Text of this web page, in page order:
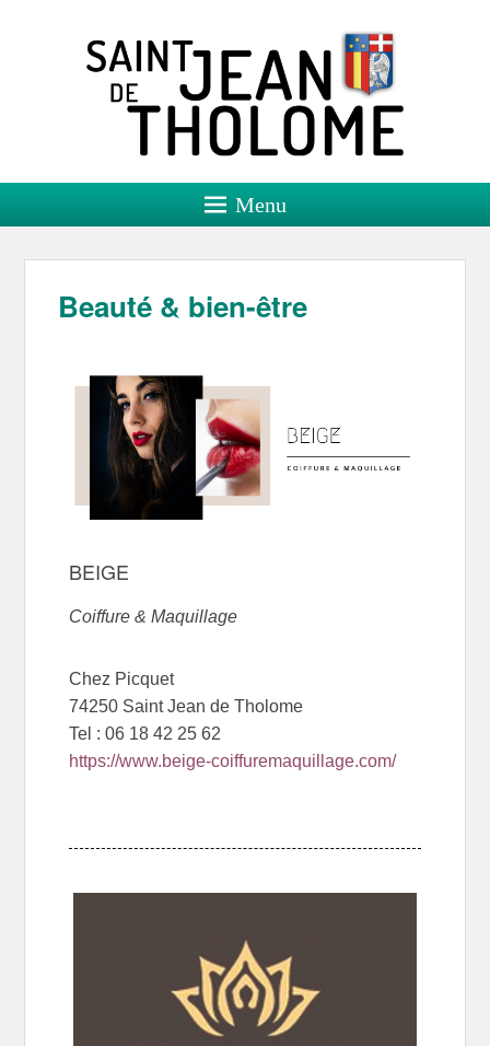
Saint Jean de Tholome
Site officiel
Menu
Beauté & bien-être
BEIGE
Coiffure & Maquillage
Chez Picquet
74250 Saint Jean de Tholome
Tel : 06 18 42 25 62
https://www.beige-coiffuremaquillage.com/